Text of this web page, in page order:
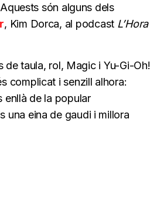
són alguns dels
, Kim Dorca, al podcast L’Hora
de taula, rol, Magic i Yu-Gi-Oh!
complicat i senzill alhora:
enllà de la popular
una eina de gaudi i millora